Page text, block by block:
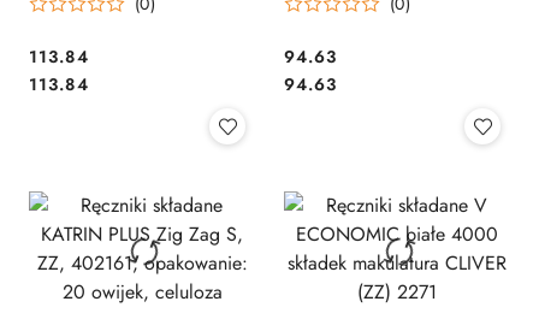
Cena:
113.84
Cena:
113.84
Cena:
94.63
Cena:
94.63